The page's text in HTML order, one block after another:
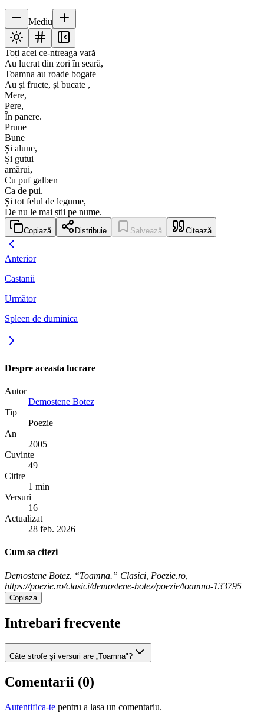
Mediu
Toți acei ce-ntreaga vară
Au lucrat din zori în seară,
Toamna au roade bogate
Au și fructe, și bucate ,
Mere,
Pere,
În panere.
Prune
Bune
Și alune,
Și gutui
amărui,
Cu puf galben
Ca de pui.
Și tot felul de legume,
De nu le mai știi pe nume.
Copiază Distribuie Salvează Citează
Anterior
Castanii
Următor
Spleen de duminica
Despre aceasta lucrare
Autor
Demostene Botez
Tip
Poezie
An
2005
Cuvinte
49
Citire
1 min
Versuri
16
Actualizat
28 feb. 2026
Cum sa citezi
Demostene Botez. “Toamna.” Clasici, Poezie.ro,
https://poezie.ro/clasici/demostene-botez/poezie/toamna-133795
Copiaza
Intrebari frecvente
Câte strofe și versuri are „Toamna"?
Comentarii (0)
Autentifica-te pentru a lasa un comentariu.